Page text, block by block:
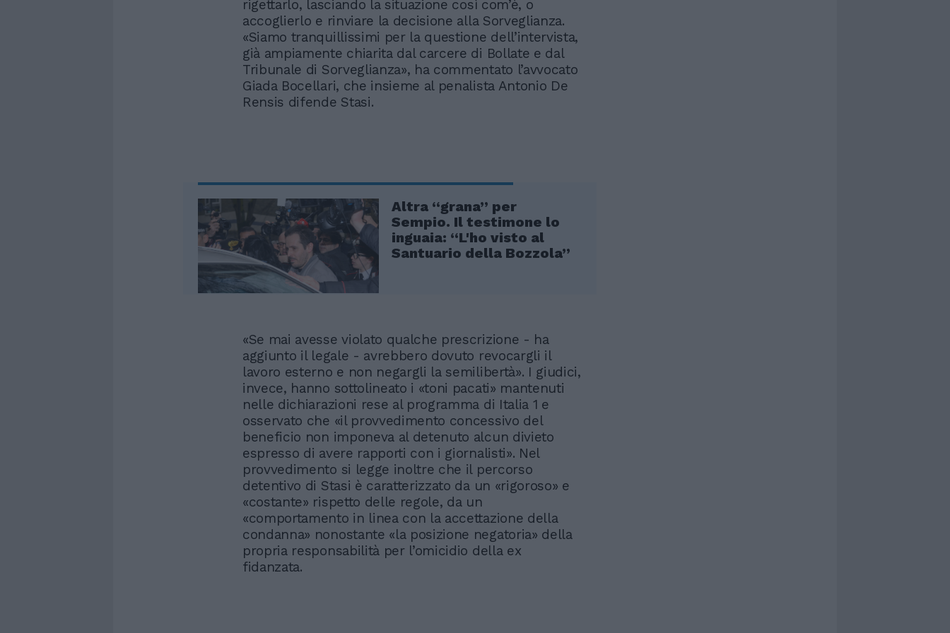
rigettarlo, lasciando la situazione così com’è, o
accoglierlo e rinviare la decisione alla Sorveglianza.
«Siamo tranquillissimi per la questione dell’intervista,
già ampiamente chiarita dal carcere di Bollate e dal
Tribunale di Sorveglianza», ha commentato l’avvocato
Giada Bocellari, che insieme al penalista Antonio De
Rensis difende Stasi.
Altra “grana” per
Sempio. Il testimone lo
inguaia: “L'ho visto al
Santuario della Bozzola”
«Se mai avesse violato qualche prescrizione - ha
aggiunto il legale - avrebbero dovuto revocargli il
lavoro esterno e non negargli la semilibertà». I giudici,
invece, hanno sottolineato i «toni pacati» mantenuti
nelle dichiarazioni rese al programma di Italia 1 e
osservato che «il provvedimento concessivo del
beneficio non imponeva al detenuto alcun divieto
espresso di avere rapporti con i giornalisti». Nel
provvedimento si legge inoltre che il percorso
detentivo di Stasi è caratterizzato da un «rigoroso» e
«costante» rispetto delle regole, da un
«comportamento in linea con la accettazione della
condanna» nonostante «la posizione negatoria» della
propria responsabilità per l’omicidio della ex
fidanzata.